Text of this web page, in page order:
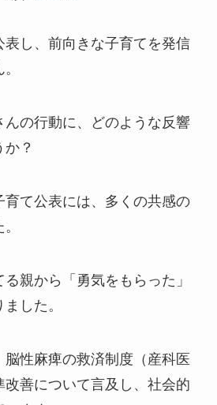
し、前向きな子育てを発信
んの行動に、どのような反響
？
て公表には、多くの共感の
親から「勇気をもらった」
した。
性麻痺の救済制度（産科医
善について言及し、社会的